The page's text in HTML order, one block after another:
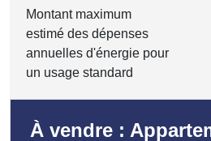
Montant maximum
estimé des dépenses
annuelles d'énergie pour
un usage standard
À vendre :